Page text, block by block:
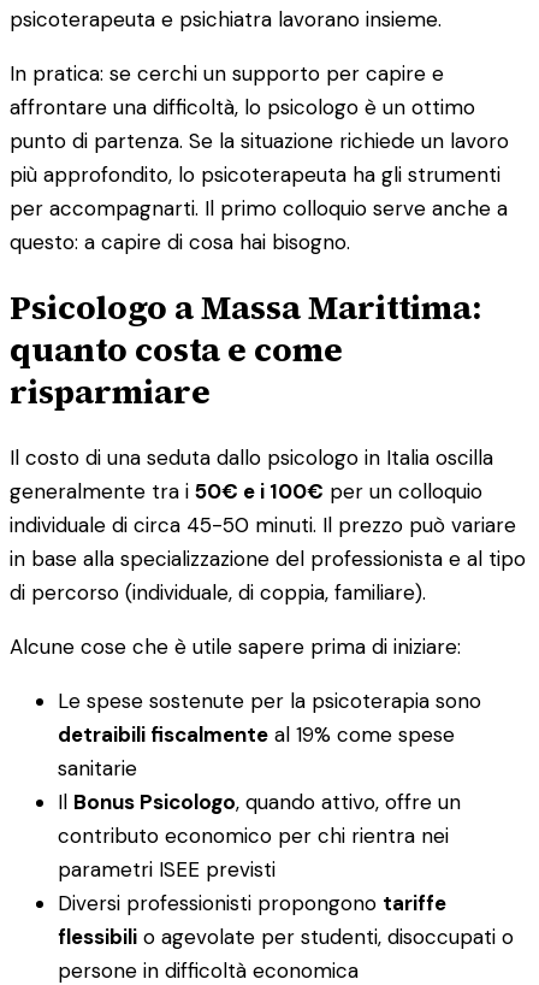
psicoterapeuta e psichiatra lavorano insieme.
In pratica: se cerchi un supporto per capire e
affrontare una difficoltà, lo psicologo è un ottimo
punto di partenza. Se la situazione richiede un lavoro
più approfondito, lo psicoterapeuta ha gli strumenti
per accompagnarti. Il primo colloquio serve anche a
questo: a capire di cosa hai bisogno.
Psicologo a Massa Marittima:
quanto costa e come
risparmiare
Il costo di una seduta dallo psicologo in Italia oscilla
generalmente tra i 50€ e i 100€ per un colloquio
individuale di circa 45-50 minuti. Il prezzo può variare
in base alla specializzazione del professionista e al tipo
di percorso (individuale, di coppia, familiare).
Alcune cose che è utile sapere prima di iniziare:
Le spese sostenute per la psicoterapia sono
detraibili fiscalmente al 19% come spese
sanitarie
Il Bonus Psicologo, quando attivo, offre un
contributo economico per chi rientra nei
parametri ISEE previsti
Diversi professionisti propongono tariffe
flessibili o agevolate per studenti, disoccupati o
persone in difficoltà economica